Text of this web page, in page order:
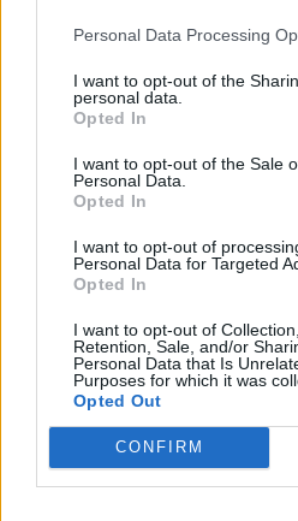
Personal Data Processing
I want to opt-out of the
personal data.
Opted In
I want to opt-out of the Sale
Personal Data.
Opted In
I want to opt-out of
Personal Data for Targeted
Opted In
I want to opt-out of
Retention, Sale, and/or
Personal Data that Is
Purposes for which it was
Opted Out
CONFIRM
ΠΡΙΝ 7
με αγέλη
ΧΤΕΣ